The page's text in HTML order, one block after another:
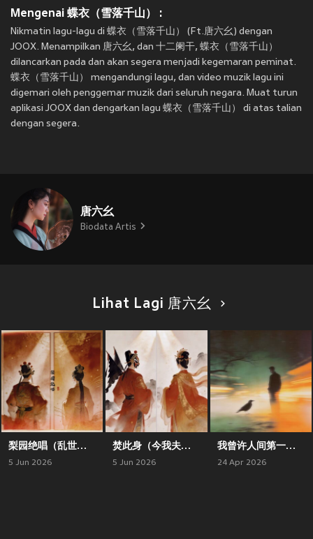
Mengenai 蝶衣（雪落千山） :
Nikmatin lagu-lagu di 蝶衣（雪落千山） (Ft.唐六幺) dengan
JOOX. Menampilkan 唐六幺, dan 十二阑干, 蝶衣（雪落千山）
dilancarkan pada dan akan segera menjadi kegemaran peminat.
蝶衣（雪落千山） mengandungi lagu, dan video muzik lagu ini
digemari oleh penggemar muzik dari seluruh negara. Muat turun
aplikasi JOOX dan dengarkan lagu 蝶衣（雪落千山） di atas talian
dengan segera.
唐六幺
Biodata Artis
Lihat Lagi 唐六幺
梨园绝唱（乱世忠良）
5 Jun 2026
焚此身（今我夫妻二人）
5 Jun 2026
我曾许人间第一春(十日终焉)
24 Apr 2026